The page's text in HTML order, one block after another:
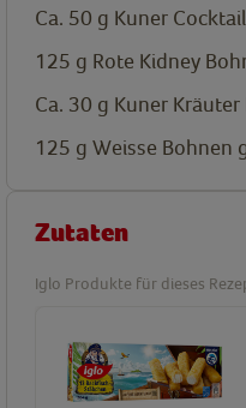
Ca. 50 g Kuner
125 g Rote Kidney
Ca. 30 g Kuner Kräuter
125 g Weisse Bohnen
Zutaten
Iglo Produkte für dieses